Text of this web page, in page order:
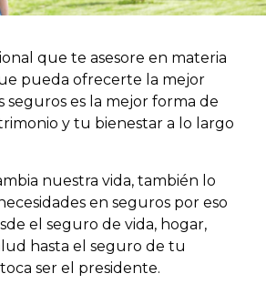
que te asesore en materia
pueda ofrecerte la mejor
seguros es la mejor forma de
y tu bienestar a lo largo
nuestra vida, también lo
en seguros por eso
el seguro de vida, hogar,
hasta el seguro de tu
ser el presidente.